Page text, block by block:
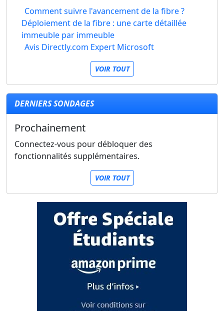
Comment suivre l'avancement de la fibre ?
Déploiement de la fibre : une carte détaillée
immeuble par immeuble
Avis Directly.com Expert Microsoft
VOIR TOUT
DERNIERS SONDAGES
Prochainement
Connectez-vous pour débloquer des
fonctionnalités supplémentaires.
VOIR TOUT